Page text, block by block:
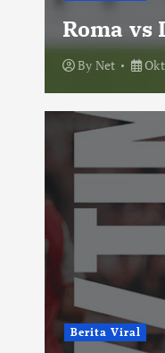
Roma vs
By Net
Berita Viral